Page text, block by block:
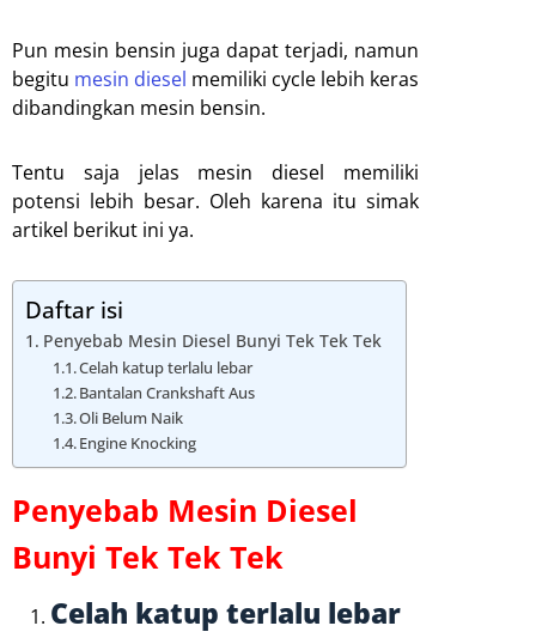
Pun mesin bensin juga dapat terjadi, namun
begitu mesin diesel memiliki cycle lebih keras
dibandingkan mesin bensin.
Tentu saja jelas mesin diesel memiliki
potensi lebih besar. Oleh karena itu simak
artikel berikut ini ya.
Daftar isi
Penyebab Mesin Diesel Bunyi Tek Tek Tek
Celah katup terlalu lebar
Bantalan Crankshaft Aus
Oli Belum Naik
Engine Knocking
Penyebab Mesin Diesel
Bunyi Tek Tek Tek
Celah katup terlalu lebar